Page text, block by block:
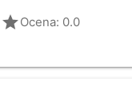
gradeOcena: 0.0